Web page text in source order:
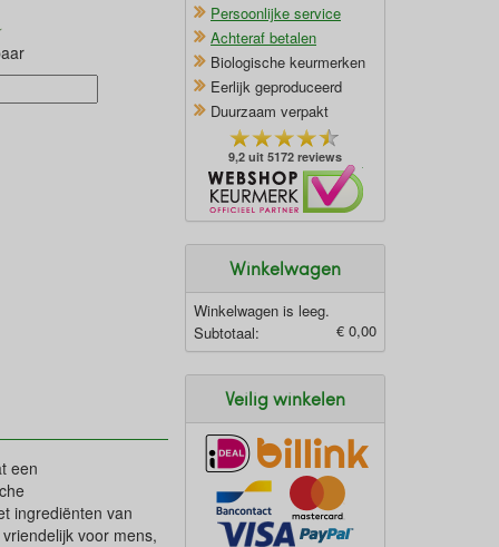
een
ingrediënten van
voor mens,
Persoonlijke service
Achteraf betalen
Biologische keurmerken
Eerlijk geproduceerd
Duurzaam verpakt
9,2 uit 5172 reviews
Winkelwagen
Winkelwagen is leeg.
Subtotaal:
€ 0,00
Veilig winkelen